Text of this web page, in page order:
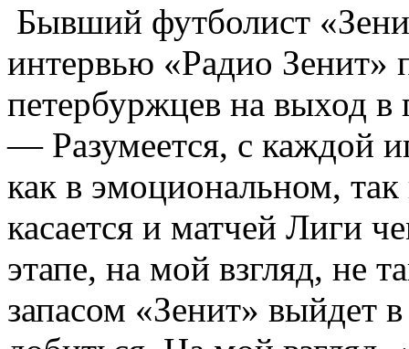
Бывший футболист
интервью «Радио Зенит»
петербуржцев на выход
— Разумеется, с каждой
как в эмоциональном,
касается и матчей Лиги
этапе, на мой взгляд, не
запасом «Зенит» выйдет